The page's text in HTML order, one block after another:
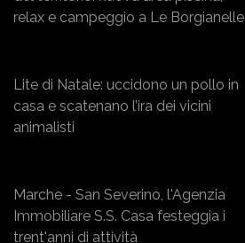
relax e campeggio a Le Borgianelle
Lite di Natale: uccidono un pollo in
casa e scatenano l’ira dei vicini
animalisti
Marche - San Severino, l'Agenzia
Immobiliare S.S. Casa festeggia i
trent'anni di attività